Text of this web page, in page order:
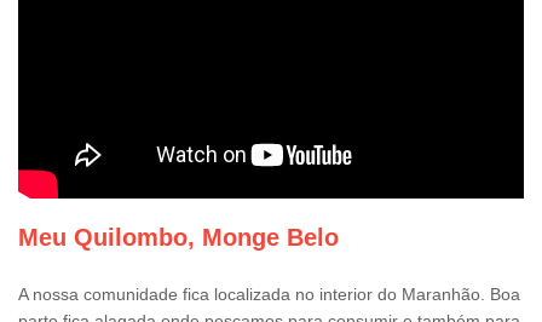
Meu Quilombo, Monge Belo
A nossa comunidade fica localizada no interior do Maranhão. Boa